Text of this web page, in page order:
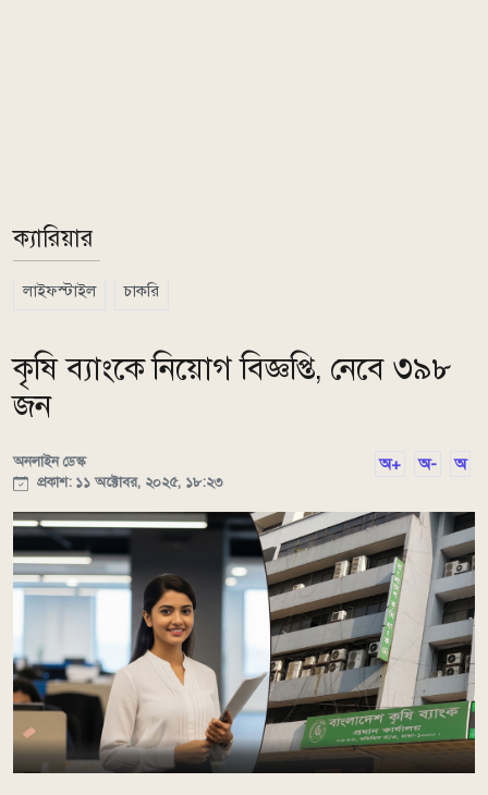
ক্যারিয়ার
লাইফস্টাইল চাকরি
কৃষি ব্যাংকে নিয়োগ বিজ্ঞপ্তি, নেবে ৩৯৮
জন
অনলাইন ডেস্ক
প্রকাশ: ১১ অক্টোবর, ২০২৫, ১৮:২৩
অ+ অ- অ